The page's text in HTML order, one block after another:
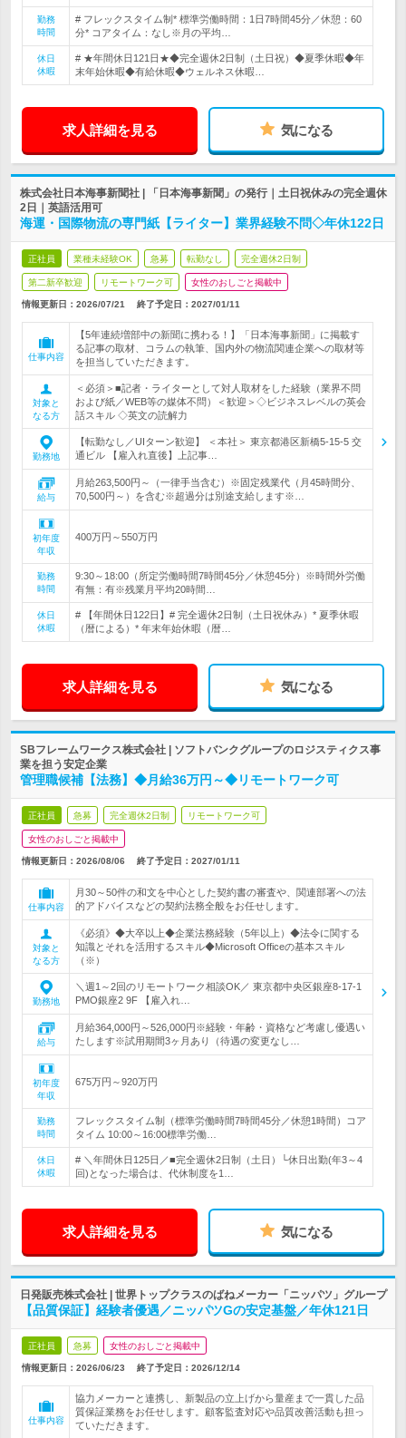
勤務
時間
# フレックスタイム制* 標準労働時間：1日7時間45分／休憩：60
分* コアタイム：なし※月の平均…
休日
休暇
# ★年間休日121日★◆完全週休2日制（土日祝）◆夏季休暇◆年
末年始休暇◆有給休暇◆ウェルネス休暇…
求人詳細を見る 気になる
株式会社日本海事新聞社 | 「日本海事新聞」の発行｜土日祝休みの完全週休
2日｜英語活用可
海運・国際物流の専門紙【ライター】業界経験不問◇年休122日
正社員 業種未経験OK 急募 転勤なし 完全週休2日制
第二新卒歓迎 リモートワーク可 女性のおしごと掲載中
情報更新日：2026/07/21 終了予定日： 2027/01/11
仕事内容
【5年連続増部中の新聞に携わる！】「日本海事新聞」に掲載す
る記事の取材、コラムの執筆、国内外の物流関連企業への取材等
を担当していただきます。
対象と
なる方
＜必須＞■記者・ライターとして対人取材をした経験（業界不問
および紙／WEB等の媒体不問）＜歓迎＞◇ビジネスレベルの英会
話スキル ◇英文の読解力
勤務地
【転勤なし／UIターン歓迎】 ＜本社＞ 東京都港区新橋5-15-5 交
通ビル 【雇入れ直後】上記事…
給与
月給263,500円～（一律手当含む）※固定残業代（月45時間分、
70,500円～）を含む※超過分は別途支給します※…
初年度
年収
400万円～550万円
勤務
時間
9:30～18:00（所定労働時間7時間45分／休憩45分）※時間外労働
有無：有※残業月平均20時間…
休日
休暇
# 【年間休日122日】# 完全週休2日制（土日祝休み）* 夏季休暇
（暦による）* 年末年始休暇（暦…
求人詳細を見る 気になる
SBフレームワークス株式会社 | ソフトバンクグループのロジスティクス事
業を担う安定企業
管理職候補【法務】◆月給36万円～◆リモートワーク可
正社員 急募 完全週休2日制 リモートワーク可
女性のおしごと掲載中
情報更新日：2026/08/06 終了予定日： 2027/01/11
仕事内容
月30～50件の和文を中心とした契約書の審査や、関連部署への法
的アドバイスなどの契約法務全般をお任せします。
対象と
なる方
《必須》◆大卒以上◆企業法務経験（5年以上）◆法令に関する
知識とそれを活用するスキル◆Microsoft Officeの基本スキル
（※）
勤務地
＼週1～2回のリモートワーク相談OK／ 東京都中央区銀座8-17-1
PMO銀座2 9F 【雇入れ…
給与
月給364,000円～526,000円※経験・年齢・資格など考慮し優遇い
たします※試用期間3ヶ月あり（待遇の変更なし…
初年度
年収
675万円～920万円
勤務
時間
フレックスタイム制（標準労働時間7時間45分／休憩1時間）コア
タイム 10:00～16:00標準労働…
休日
休暇
# ＼年間休日125日／■完全週休2日制（土日）└休日出勤(年3～4
回)となった場合は、代休制度を1…
求人詳細を見る 気になる
日発販売株式会社 | 世界トップクラスのばねメーカー「ニッパツ」グループ
【品質保証】経験者優遇／ニッパツGの安定基盤／年休121日
正社員 急募 女性のおしごと掲載中
情報更新日：2026/06/23 終了予定日： 2026/12/14
仕事内容
協力メーカーと連携し、新製品の立上げから量産まで一貫した品
質保証業務をお任せします。顧客監査対応や品質改善活動も担っ
ていただきます。